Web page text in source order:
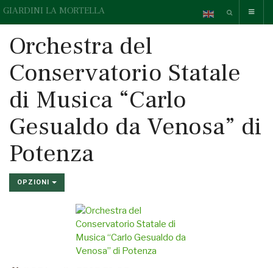
GIARDINI LA MORTELLA
Orchestra del
Conservatorio Statale
di Musica “Carlo
Gesualdo da Venosa” di
Potenza
OPZIONI